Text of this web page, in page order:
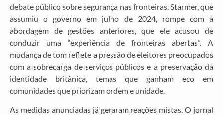
debate público sobre segurança nas fronteiras. Starmer, que
assumiu o governo em julho de 2024, rompe com a
abordagem de gestões anteriores, que ele acusou de
conduzir uma “experiência de fronteiras abertas”. A
mudança de tom reflete a pressão de eleitores preocupados
com a sobrecarga de serviços públicos e a preservação da
identidade britânica, temas que ganham eco em
comunidades que priorizam ordem e unidade.
As medidas anunciadas já geraram reações mistas. O jornal